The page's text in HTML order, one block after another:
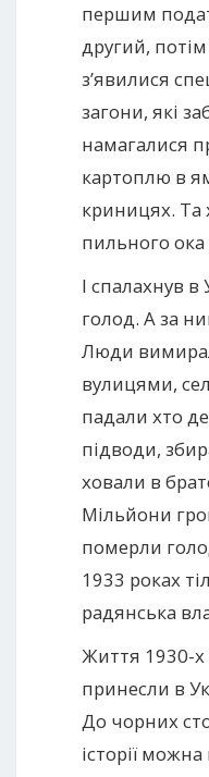
першим
другий, потім
з’явилися
загони, які
намагалися
картоплю в
криницях. Та
пильного ока
І спалахнув в
голод. А за
Люди
вулицями,
падали хто
підводи,
ховали в
Мільйони
померли
1933 роках
радянська
Життя 1930-х
принесли в
До чорних
історії